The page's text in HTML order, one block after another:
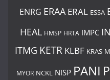
ENRG ERAA ERAL ESSA
HEAL HMSP HRTA IMPC
ITMG KETR KLBF KRAS
MYOR NCKL NISP PANI